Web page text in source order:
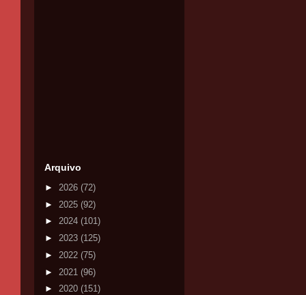
Arquivo
► 2026 (72)
► 2025 (92)
► 2024 (101)
► 2023 (125)
► 2022 (75)
► 2021 (96)
► 2020 (151)